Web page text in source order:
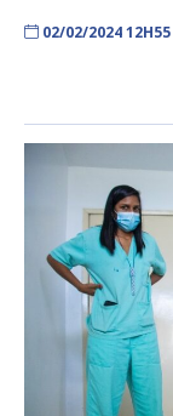
02/02/2024 12H55